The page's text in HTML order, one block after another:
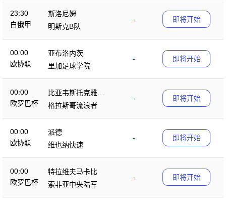
23:30
白俄甲
斯洛尼姆
-
明斯克B队
即将开始
00:00
欧协联
亚布洛内茨
-
里加足球学院
即将开始
00:00
欧罗巴杯
比亚韦斯托克雅盖
隆
-
格拉斯哥流浪者
即将开始
00:00
欧协联
派德
-
维也纳快速
即将开始
00:00
欧罗巴杯
特拉维夫马卡比
-
索非亚中央陆军
即将开始